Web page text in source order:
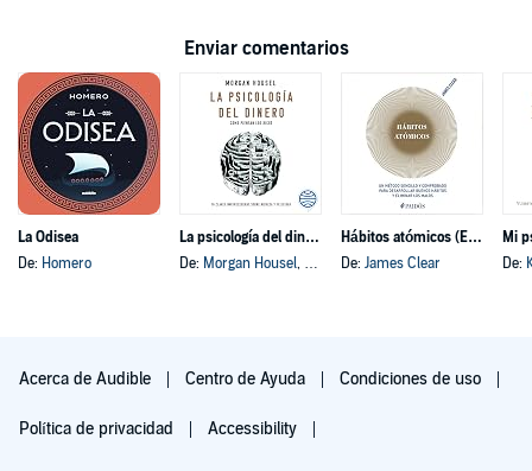
Enviar comentarios
La Odisea
De: Homero
La psicología del dinero
De: Morgan Housel, y otros
Hábitos atómicos (Español neutro)
De: James Clear
Mi
De:
Acerca de Audible Centro de Ayuda Condiciones de uso
Política de privacidad Accessibility